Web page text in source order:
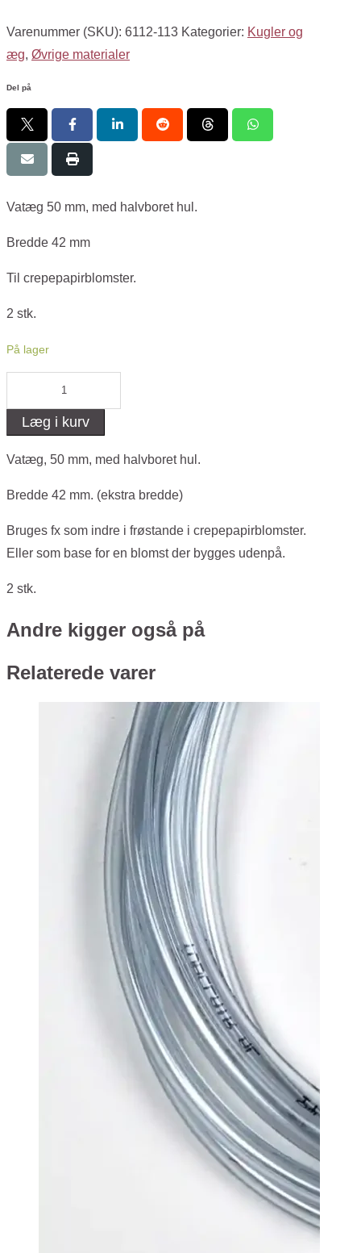
Varenummer (SKU): 6112-113 Kategorier: Kugler og
æg, Øvrige materialer
Del på
Vatæg 50 mm, med halvboret hul.
Bredde 42 mm
Til crepepapirblomster.
2 stk.
På lager
50
mm,
hul.
Læg i kurv
Vatæg, 50 mm, med halvboret hul.
Bredde 42 mm. (ekstra bredde)
Bruges fx som indre i frøstande i crepepapirblomster.
Eller som base for en blomst der bygges udenpå.
2 stk.
Andre kigger også på
Relaterede varer